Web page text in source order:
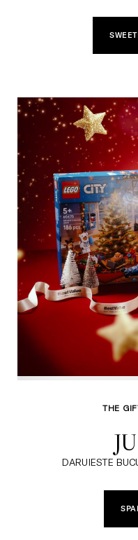
THE
DARUIESTE